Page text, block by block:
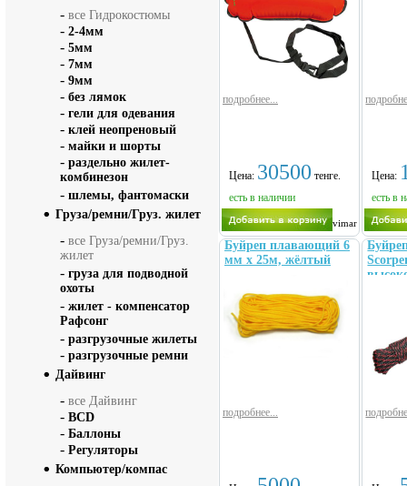
подробнее...
Salvimar
Цена: 30500 тенге.
есть в наличии
Цена:
есть в
Буйреп плавающий 6
мм х 25м, жёлтый
подробнее...
- все Гидрокостюмы
- 2-4мм
- 5мм
- 7мм
- 9мм
- без лямок
- гели для одевания
- клей неопреновый
- майки и шорты
- раздельно жилет-
комбинезон
- шлемы, фантомаски
Груза/ремни/Груз. жилет
- все Груза/ремни/Груз.
жилет
- груза для подводной
охоты
- жилет - компенсатор
Рафсонг
- разгрузочные жилеты
- разгрузочные ремни
Дайвинг
- все Дайвинг
- BCD
- Баллоны
- Регуляторы
Компьютер/компас